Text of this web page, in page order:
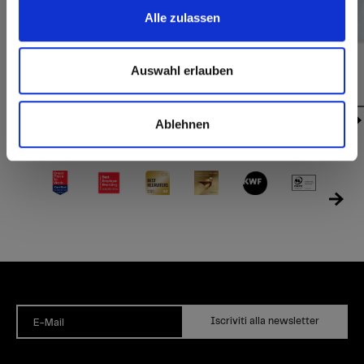
Alle zulassen
Auswahl erlauben
Ablehnen
P950 Crumple
E-Mail Iscriviti alla newsletter